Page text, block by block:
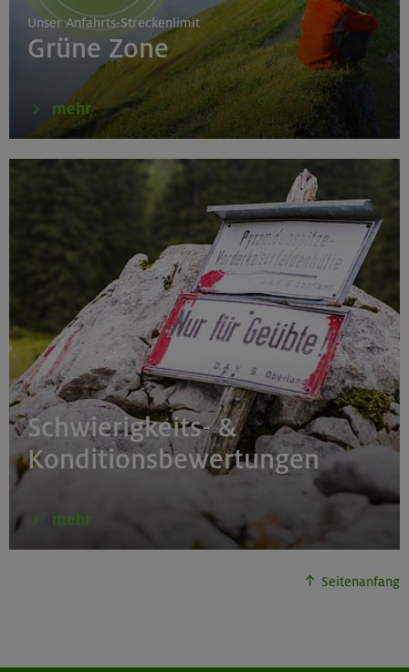
Unser Anfahrts-Streckenlimit
Grüne Zone
mehr
Schwierigkeits- &
Konditionsbewertungen
mehr
Seitenanfang